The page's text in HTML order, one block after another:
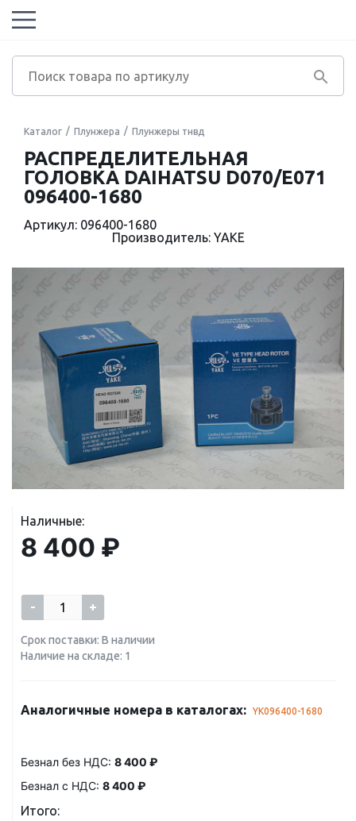
Каталог Плунжера Плунжеры тнвд
РАСПРЕДЕЛИТЕЛЬНАЯ
ГОЛОВКА DAIHATSU D070/E071
096400-1680
Артикул: 096400-1680
Производитель: YAKE
Наличные:
8 400 ₽
- +
Срок поставки: В наличии
Наличие на складе: 1
Аналогичные номера в каталогах: YK096400-1680
Безнал без НДС: 8 400 ₽
Безнал с НДС: 8 400 ₽
Итого: